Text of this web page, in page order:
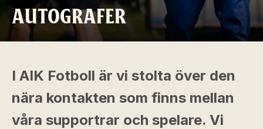
AUTOGRAFER
I AIK Fotboll är vi stolta över den
nära kontakten som finns mellan
våra supportrar och spelare. Vi